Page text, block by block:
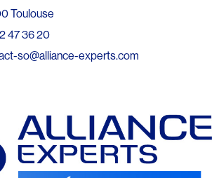
Toulouse
47 36 20
so@alliance-experts.com